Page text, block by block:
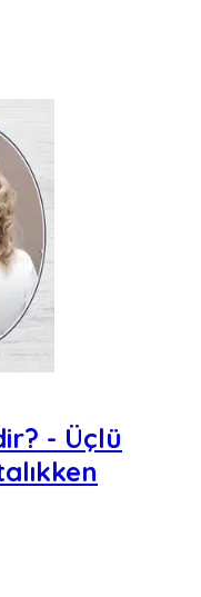
- Üçlü